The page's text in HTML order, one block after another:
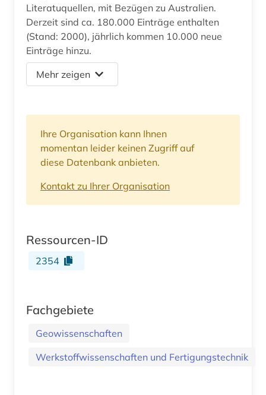
Literatuquellen, mit Bezügen zu Australien.
Derzeit sind ca. 180.000 Einträge enthalten
(Stand: 2000), jährlich kommen 10.000 neue
Einträge hinzu.
Mehr zeigen
Ihre Organisation kann Ihnen
momentan leider keinen Zugriff auf
diese Datenbank anbieten.
Kontakt zu Ihrer Organisation
Ressourcen-ID
2354
Fachgebiete
Geowissenschaften
Werkstoffwissenschaften und Fertigungstechnik